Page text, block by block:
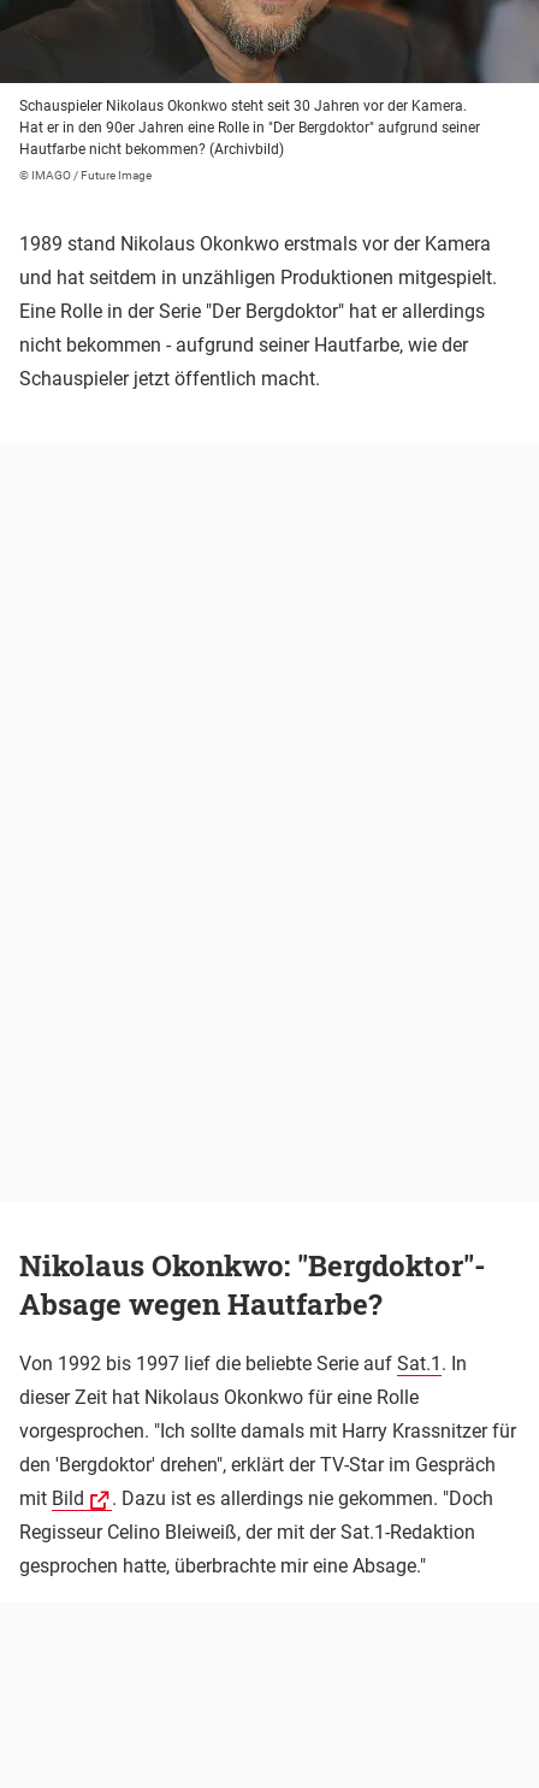
Schauspieler Nikolaus Okonkwo steht seit 30 Jahren vor der Kamera.
Hat er in den 90er Jahren eine Rolle in "Der Bergdoktor" aufgrund seiner
Hautfarbe nicht bekommen? (Archivbild)
© IMAGO / Future Image
1989 stand Nikolaus Okonkwo erstmals vor der Kamera
und hat seitdem in unzähligen Produktionen mitgespielt.
Eine Rolle in der Serie "Der Bergdoktor" hat er allerdings
nicht bekommen - aufgrund seiner Hautfarbe, wie der
Schauspieler jetzt öffentlich macht.
Nikolaus Okonkwo: "Bergdoktor"-
Absage wegen Hautfarbe?
Von 1992 bis 1997 lief die beliebte Serie auf Sat.1 . In
dieser Zeit hat Nikolaus Okonkwo für eine Rolle
vorgesprochen. "Ich sollte damals mit Harry Krassnitzer für
den 'Bergdoktor' drehen", erklärt der TV-Star im Gespräch
mit Bild
. Dazu ist es allerdings nie gekommen. "Doch
Regisseur Celino Bleiweiß, der mit der Sat.1-Redaktion
gesprochen hatte, überbrachte mir eine Absage."